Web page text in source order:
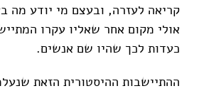
קריאה לעזרה, ובעצם מי יודע מה
אולי מקום אחר שאליו עקרו
כעדות לכך שהיו שם אנשים.
ההתיישבות ההיסטורית הזאת